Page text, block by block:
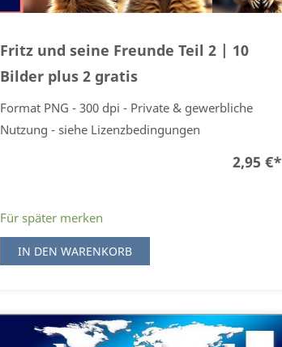
Fritz und seine Freunde Teil 2 | 10
Bilder plus 2 gratis
Format PNG - 300 dpi - Private & gewerbliche
Nutzung - siehe Lizenzbedingungen
2,95 €*
Für später merken
IN DEN WARENKORB